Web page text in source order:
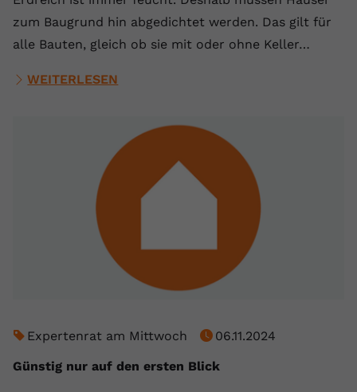
zum Baugrund hin abgedichtet werden. Das gilt für
alle Bauten, gleich ob sie mit oder ohne Keller…
WEITERLESEN
Expertenrat am Mittwoch
06.11.2024
Günstig nur auf den ersten Blick